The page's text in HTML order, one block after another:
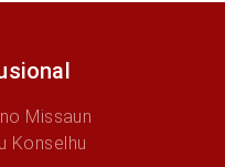
Missaun
Konselhu